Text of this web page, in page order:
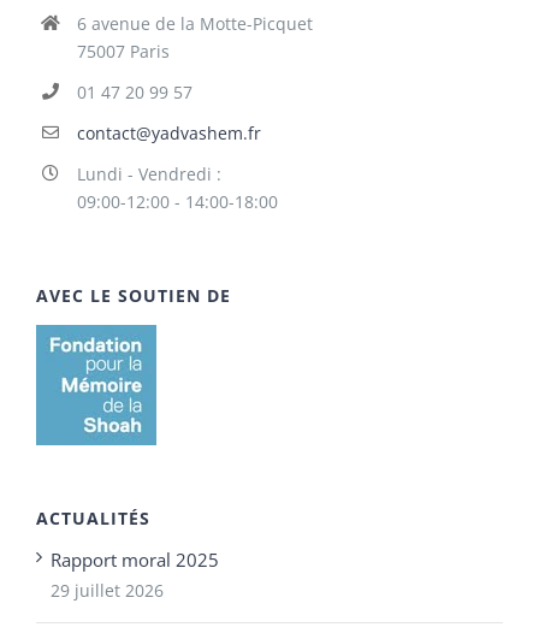
6 avenue de la Motte-Picquet
75007 Paris
01 47 20 99 57
contact@yadvashem.fr
Lundi - Vendredi :
09:00-12:00 - 14:00-18:00
AVEC LE SOUTIEN DE
ACTUALITÉS
Rapport moral 2025
29 juillet 2026